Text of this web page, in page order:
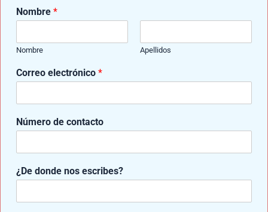
Importancia De La Rehabilitación Para el
Nombre *
Nombre Apellidos
e
s
r
b
s
e
Correo electrónico *
Número de contacto
¿De donde nos escribes?